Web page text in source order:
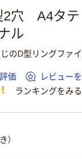
2穴 A4タ
ル
D型リングファイ
価 レビュー
ランキングをみる
）